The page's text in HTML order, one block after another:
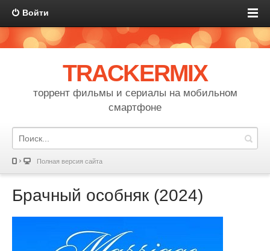
Войти
TRACKERMIX
торрент фильмы и сериалы на мобильном
смартфоне
Полная версия сайта
Брачный особняк (2024)